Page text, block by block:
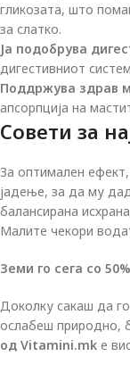
гликозата, што
за слатко.
Ја подобрува
дигестивниот
Поддржува здрав
апсорпција на
Совети за
За оптимален ефект,
јадење, за да му
балансирана
Малите чекори
Земи го сега со
Доколку сакаш да
ослабеш природно,
од Vitamini.mk е